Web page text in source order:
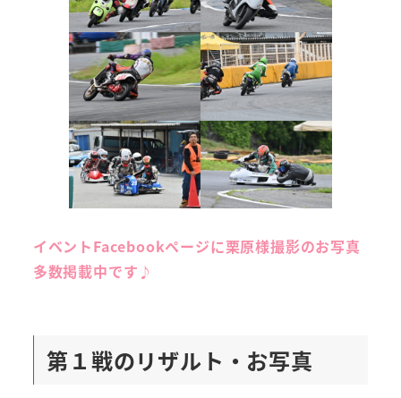
イベントFacebookページに栗原様撮影のお写真
多数掲載中です♪
第１戦のリザルト・お写真